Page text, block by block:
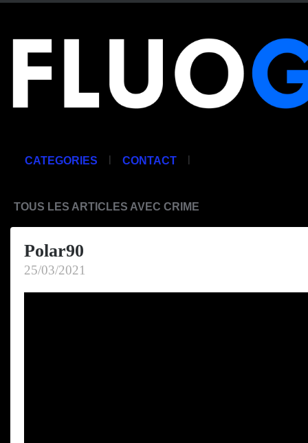
CATEGORIES | CONTACT |
TOUS LES ARTICLES AVEC CRIME
Polar90
25/03/2021